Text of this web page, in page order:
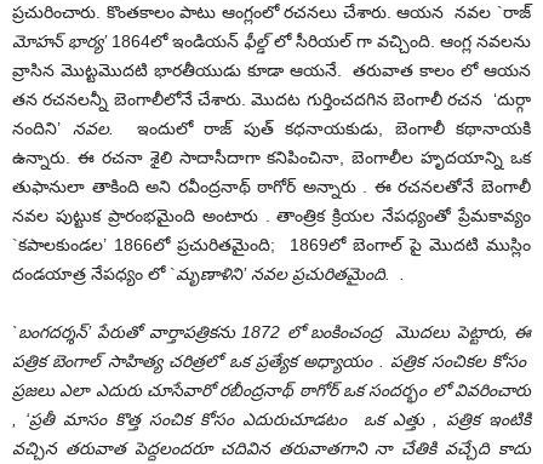
ప్రచురించారు. కొంతకాలం పాటు ఆంగ్లంలో రచనలు చేశారు. ఆయన నవల `రాజ్
మోహన్ భార్య’1864లో ఇండియన్ఫీల్డ్లో సీరియల్ గా వచ్చింది. ఆంగ్ల నవలను
వ్రాసిన మొట్టమొదటి భారతీయుడు కూడా ఆయనే. తరువాత కాలం లో ఆయన
తన రచనలన్నీ బెంగాలీలోనే చేశారు. మొదట గుర్తించదగిన బెంగాలీ రచన ‘దుర్గా
నందిని’ నవల.
ఇందులో రాజ్ పుత్ కధనాయకుడు, బెంగాలీ కథానాయకి
ఉన్నారు. ఈ రచనా శైలి సాదాసీదాగా కనిపించినా, బెంగాలీల హృదయాన్ని ఒక
తుఫానులా తాకింది అని రవీంద్రనాథ్ ఠాగోర్ అన్నారు . ఈ రచనలతోనే బెంగాలీ
నవల పుట్టుక ప్రారంభమైంది అంటారు . తాంత్రిక క్రియల నేపధ్యంతో ప్రేమకావ్యం
`కపాలకుండల’ 1866లో ప్రచురితమైంది; 1869లో బెంగాల్ పై మొదటి ముస్లిం
దండయాత్ర నేపధ్యం లో `మృణాళిని’ నవల ప్రచురితమైంది.
`బంగదర్శన్’పేరుతో వార్తాపత్రికను 1872 లో బంకించంద్ర మొదలు పెట్టారు, ఈ
పత్రిక బెంగాల్ సాహిత్య చరిత్రలో ఒక ప్రత్యేక అధ్యాయం
.పత్రిక సంచికల కోసం
ప్రజలు ఎలా ఎదురు చూసేవారో రబీంద్రనాథ్ ఠాగోర్ ఒక సందర్భం లో వివరించారు
, ‘ప్రతీ మాసం కొత్త సంచిక కోసం ఎదురుచూడటం ఒక ఎత్తు
పత్రిక ఇంటికి
వచ్చిన తరువాత పెద్దలందరూ చదివిన తరువాతగాని నా చేతికి వచ్చేది కాదు